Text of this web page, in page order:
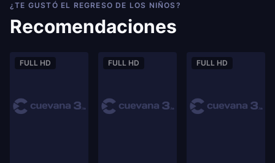
¿TE GUSTÓ EL REGRESO DE LOS NIÑOS?
Recomendaciones
FULL HD FULL HD FULL HD